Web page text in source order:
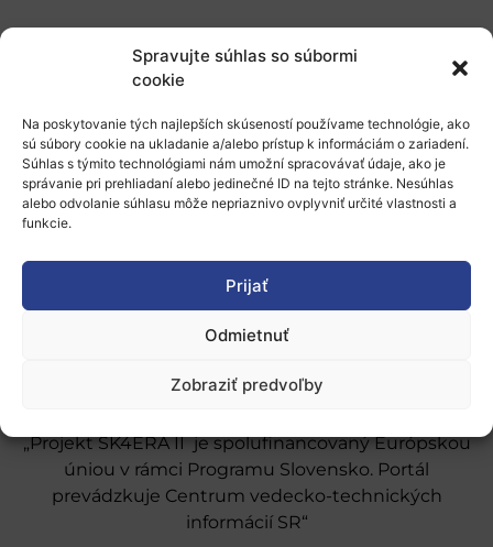
Spravujte súhlas so súbormi
cookie
Na poskytovanie tých najlepších skúseností používame technológie, ako
sú súbory cookie na ukladanie a/alebo prístup k informáciám o zariadení.
Súhlas s týmito technológiami nám umožní spracovávať údaje, ako je
správanie pri prehliadaní alebo jedinečné ID na tejto stránke. Nesúhlas
alebo odvolanie súhlasu môže nepriaznivo ovplyvniť určité vlastnosti a
funkcie.
Prijať
Odmietnuť
Zobraziť predvoľby
O nás
Naše služby
Stáže a pobyty
Novinky
„Projekt SK4ERA II je spolufinancovaný Európskou
úniou v rámci Programu Slovensko. Portál
prevádzkuje Centrum vedecko-technických
informácií SR“